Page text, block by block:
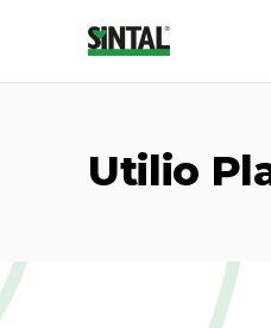
Utilio